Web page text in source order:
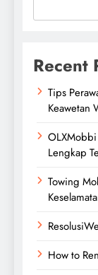
Recent
Tips
Keawetan
OLXMobbi
Lengkap
Towing
How to